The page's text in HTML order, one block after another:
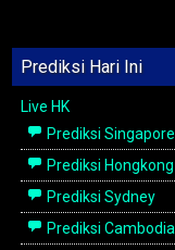
Prediksi Hari Ini
Live HK
Prediksi Singapore
Prediksi Hongkong
Prediksi Sydney
Prediksi Cambodia